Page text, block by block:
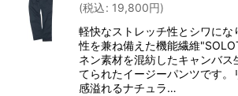
(税込: 19,800円)
軽快なストレッチ性とシワにな
性を兼ね備えた機能繊維
ネン素材を混紡したキャンバス
てられたイージーパンツです。
感溢れるナチュラ…